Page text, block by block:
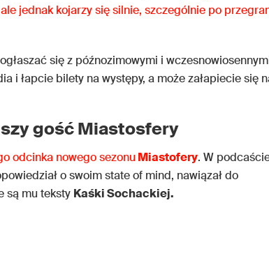
jednak kojarzy się silnie, szczególnie po
się z późnozimowymi i
i łapcie bilety na występy, a może załapiecie się
gość Miastosfery
odcinka nowego sezonuMiastofery. W
o swoim state of mind, nawiązał do
są mu teksty Kaśki Sochackiej.